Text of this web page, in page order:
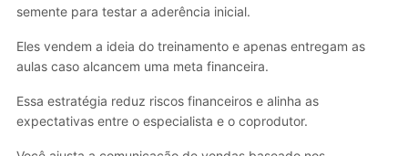
semente para testar a aderência inicial.
Eles vendem a ideia do treinamento e apenas entregam as
aulas caso alcancem uma meta financeira.
Essa estratégia reduz riscos financeiros e alinha as
expectativas entre o especialista e o coprodutor.